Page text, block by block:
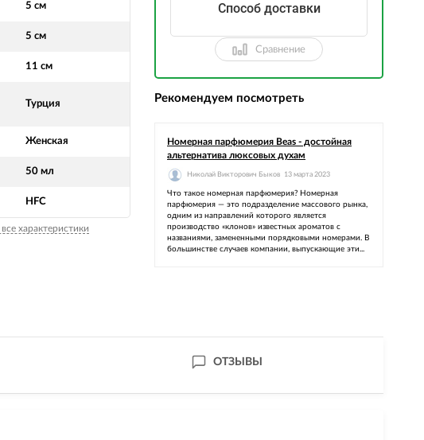
5 см
5 см
11 см
Турция
Женская
50 мл
HFC
характеристики
Способ доставки
Сравнение
Рекомендуем посмотреть
Номерная парфюмерия Beas - достойная
альтернатива люксовых духам
Николай Викторович Быков 13 марта 2023
Что такое номерная парфюмерия? Номерная
парфюмерия — это подразделение массового рынка,
одним из направлений которого является
производство «клонов» известных ароматов с
названиями, замененными порядковыми номерами. В
большинстве случаев компании, выпускающие эти...
ОТЗЫВЫ